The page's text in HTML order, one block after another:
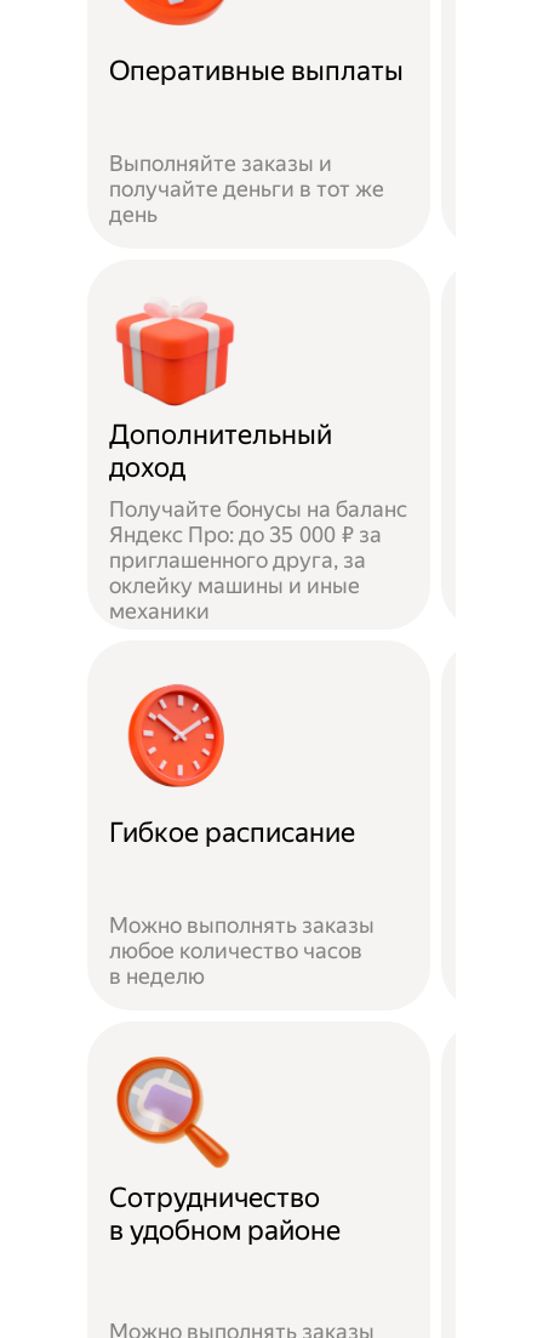
Оперативные выплаты
Выполняйте заказы и
получайте деньги в тот же
день
Дополнительный
доход
Получайте бонусы на баланс
Яндекс Про: до 35 000 ₽ за
приглашенного друга, за
оклейку машины и иные
механики
Гибкое расписание
Можно выполнять заказы
любое количество часов
в неделю
Сотрудничество
в удобном районе
Можно выполнять заказы